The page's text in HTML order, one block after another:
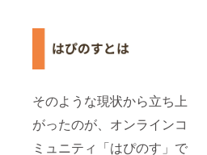
そのような現状から立ち上
がったのが、オンラインコ
ミュニティ「はぴのす」で